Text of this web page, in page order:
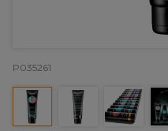
P035261